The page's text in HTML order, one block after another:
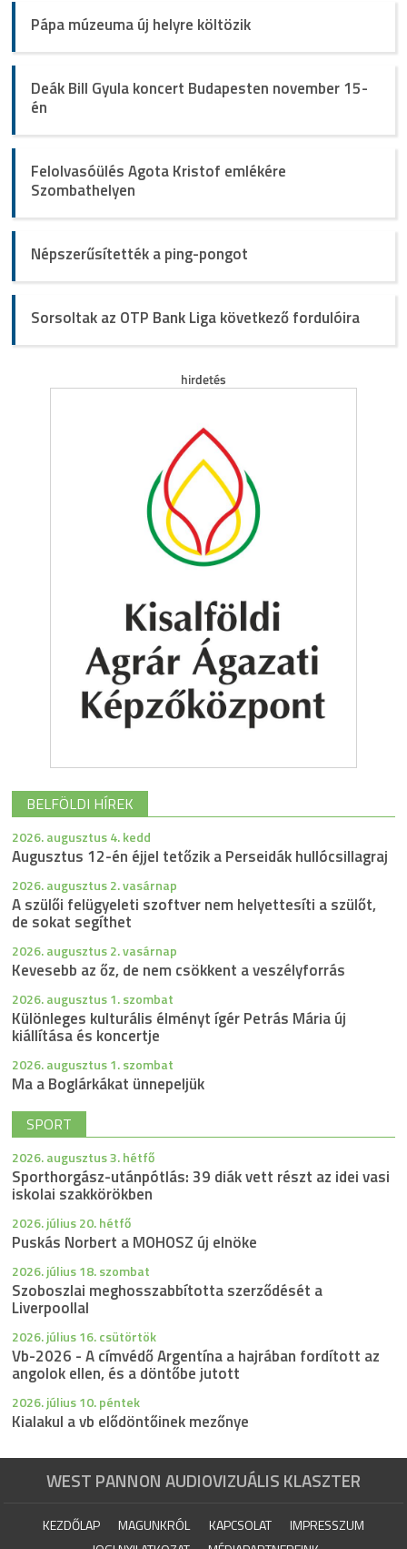
Pápa múzeuma új helyre költözik
Deák Bill Gyula koncert Budapesten november 15-
én
Felolvasóülés Agota Kristof emlékére
Szombathelyen
Népszerűsítették a ping-pongot
Sorsoltak az OTP Bank Liga következő fordulóira
BELFÖLDI HÍREK
2026. augusztus 4. kedd
Augusztus 12-én éjjel tetőzik a Perseidák hullócsillagraj
2026. augusztus 2. vasárnap
A szülői felügyeleti szoftver nem helyettesíti a szülőt,
de sokat segíthet
2026. augusztus 2. vasárnap
Kevesebb az őz, de nem csökkent a veszélyforrás
2026. augusztus 1. szombat
Különleges kulturális élményt ígér Petrás Mária új
kiállítása és koncertje
2026. augusztus 1. szombat
Ma a Boglárkákat ünnepeljük
SPORT
2026. augusztus 3. hétfő
Sporthorgász-utánpótlás: 39 diák vett részt az idei vasi
iskolai szakkörökben
2026. július 20. hétfő
Puskás Norbert a MOHOSZ új elnöke
2026. július 18. szombat
Szoboszlai meghosszabbította szerződését a
Liverpoollal
2026. július 16. csütörtök
Vb-2026 - A címvédő Argentína a hajrában fordított az
angolok ellen, és a döntőbe jutott
2026. július 10. péntek
Kialakul a vb elődöntőinek mezőnye
WEST PANNON AUDIOVIZUÁLIS KLASZTER
KEZDŐLAP MAGUNKRÓL KAPCSOLAT
IMPRESSZUM